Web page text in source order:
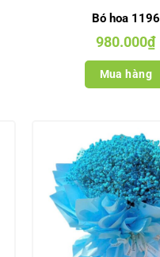
Bó hoa 1196
980.000₫
Mua hàng